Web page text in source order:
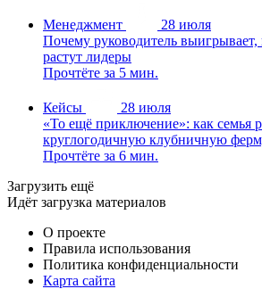
Менеджмент
28 июля
Почему руководитель выигрывает,
растут лидеры
Прочтёте за 5 мин.
Кейсы
28 июля
«То ещё приключение»: как семья
круглогодичную клубничную
Прочтёте за 6 мин.
Загрузить ещё
Идёт загрузка материалов
О проекте
Правила использования
Политика конфиденциальности
Карта сайта